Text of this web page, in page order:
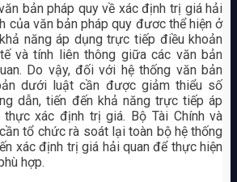
bản pháp quy về xác định trị giá hải
của văn bản pháp quy đươc thể hiện ở
năng áp dụng trực tiếp điều khoản
và tính liên thông giữa các văn bản
Do vậy, đối với hệ thống văn bản
dưới luật cần được giảm thiểu số
dẫn, tiến đến khả năng trực tiếp áp
xác định trị giá. Bộ Tài Chính và
tổ chức rà soát lại toàn bộ hệ thống
xác định trị giá hải quan để thực hiện
hợp.